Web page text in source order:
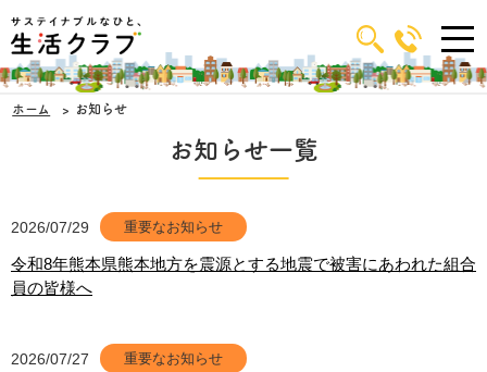
ホーム お知らせ
お知らせ一覧
2026/07/29 重要なお知らせ
令和8年熊本県熊本地方を震源とする地震で被害にあわれた組合
員の皆様へ
2026/07/27 重要なお知らせ